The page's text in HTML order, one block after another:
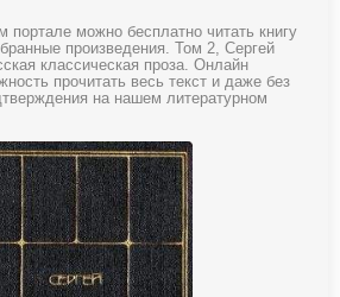
портале можно бесплатно читать книгу
произведения. Том 2, Сергей
классическая проза. Онлайн
прочитать весь текст и даже без
на нашем литературном